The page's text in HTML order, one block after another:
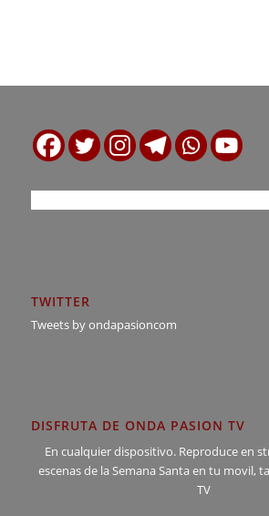
TWITTER
Tweets by ondapasioncom
DISFRUTA DE ONDA PASION TV
En cualquier dispositivo. Reproduce en
escenas de la Semana Santa en tu movil,
TV